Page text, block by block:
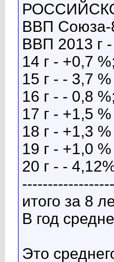
ВВП Союза-
ВВП 2013 г
14 г - +0,7 %;
15 г - - 3,7 %
16 г - - 0,8 %;
17 г - +1,5 %
18 г - +1,3 %
19 г - +1,0
20 г - -
итого за 8
В год
Это